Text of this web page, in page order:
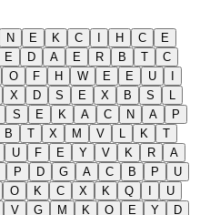
N E K C I H C
E
E D A E R B T
C
O F H W E E U
I
X D S E X B S
L
S E K A C N A
P
B T X M V L K
T
U F E Y V K R
A
P D G A C B P
U
O K C X K Q I
U
V G M K O E Y
D